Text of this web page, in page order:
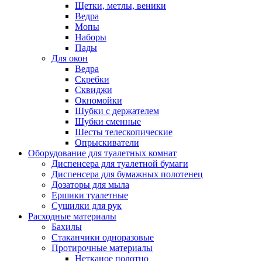
Щетки, метлы, веники
Ведра
Мопы
Наборы
Пады
Для окон
Ведра
Скребки
Сквиджи
Окномойки
Шубки с держателем
Шубки сменные
Шесты телескопические
Опрыскиватели
Оборудование для туалетных комнат
Диспенсера для туалетной бумаги
Диспенсера для бумажных полотенец
Дозаторы для мыла
Ершики туалетные
Сушилки для рук
Расходные материалы
Бахилы
Стаканчики одноразовые
Протирочные материалы
Нетканое полотно